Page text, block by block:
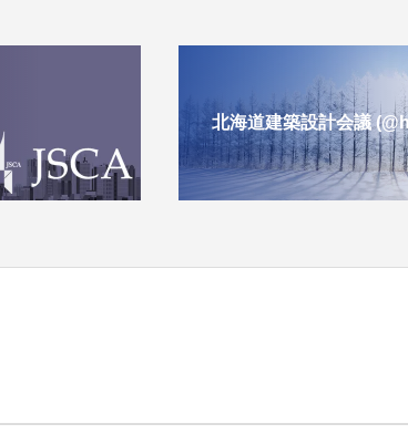
北海道建築設計会議